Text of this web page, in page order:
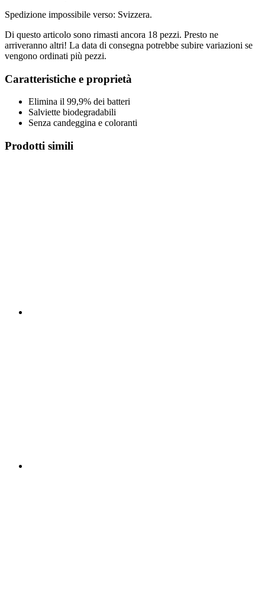
Spedizione impossibile verso: Svizzera.
Di questo articolo sono rimasti ancora 18 pezzi. Presto ne
arriveranno altri! La data di consegna potrebbe subire variazioni se
vengono ordinati più pezzi.
Caratteristiche e proprietà
Elimina il 99,9% dei batteri
Salviette biodegradabili
Senza candeggina e coloranti
Prodotti simili